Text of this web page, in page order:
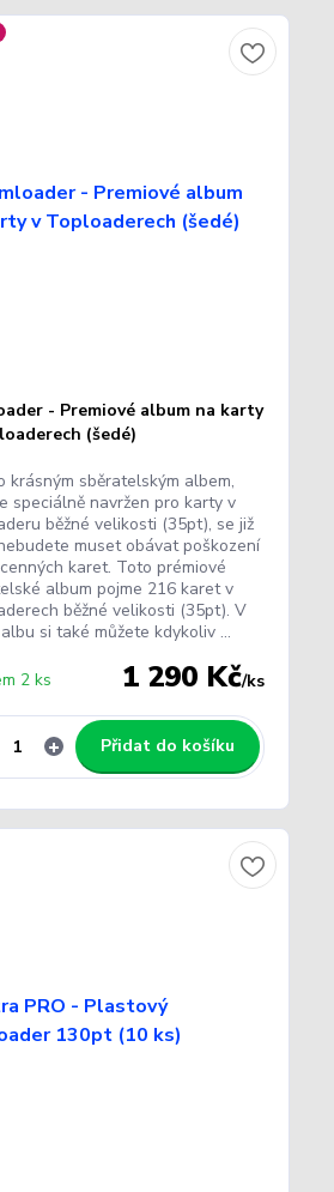
- Premiové album na karty
(šedé)
krásným sběratelským albem,
speciálně navržen pro karty v
běžné velikosti (35pt), se již
muset obávat poškození
karet. Toto prémiové
album pojme 216 karet v
běžné velikosti (35pt). V
si také můžete kdykoliv ...
1 290 Kč/ks
2 ks
Přidat do košíku